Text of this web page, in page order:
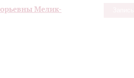
Мелик-